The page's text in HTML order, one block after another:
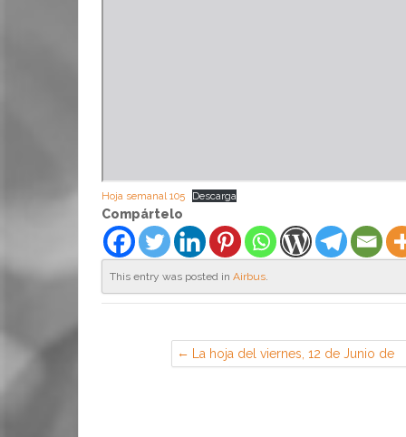
Hoja semanal 105 Descarga
Compártelo
This entry was posted in Airbus.
La hoja del viernes, 12 de Junio de
2020 (Sección Sindical de CGT en